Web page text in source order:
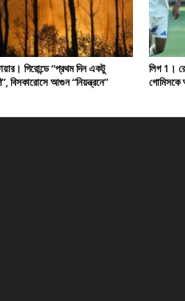
গিরোন্ডে “প্রথম দিন একটু
বিসকারোসে আগুন “নিয়ন্ত্রনে”
লিগ 1।
গোমিসকে